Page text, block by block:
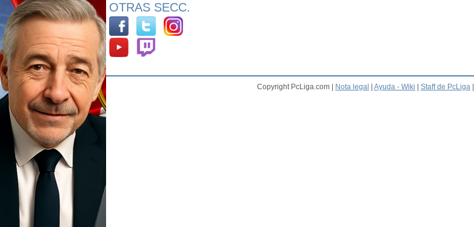
OTRAS SECC.
Copyright PcLiga.com | Nota legal Ayuda - Wiki Staff de PcLiga